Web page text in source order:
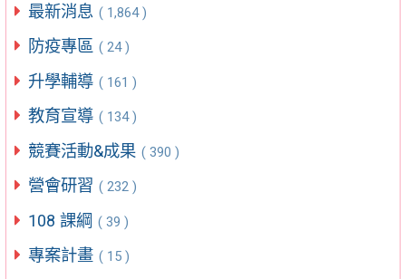
最新消息 ( 1,864 )
防疫專區 ( 24 )
升學輔導 ( 161 )
教育宣導 ( 134 )
競賽活動&成果 ( 390 )
營會研習 ( 232 )
108 課綱 ( 39 )
專案計畫 ( 15 )